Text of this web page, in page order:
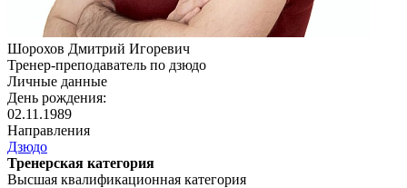
Шорохов Дмитрий Игоревич
Тренер-преподаватель по дзюдо
Личные данные
День рождения:
02.11.1989
Направления
Дзюдо
Тренерская категория
Высшая квалификационная категория